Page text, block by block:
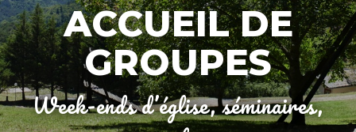
ACCUEIL DE
GROUPES
Week-ends d’église, séminaires,